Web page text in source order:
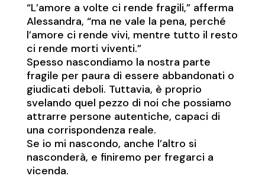
“L’amore a volte ci rende fragili,” afferma
Alessandra, “ma ne vale la pena, perché
l’amore ci rende vivi, mentre tutto il resto
ci rende morti viventi.”
Spesso nascondiamo la nostra parte
fragile per paura di essere abbandonati o
giudicati deboli. Tuttavia, è proprio
svelando quel pezzo di noi che possiamo
attrarre persone autentiche, capaci di
una corrispondenza reale.
Se io mi nascondo, anche l’altro si
nasconderà, e finiremo per fregarci a
vicenda.